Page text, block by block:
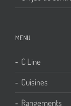
MENU
C Line
Cuisines
Rangements